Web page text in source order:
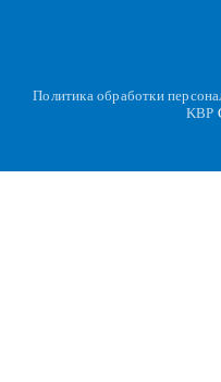
Политика обработки
KBP